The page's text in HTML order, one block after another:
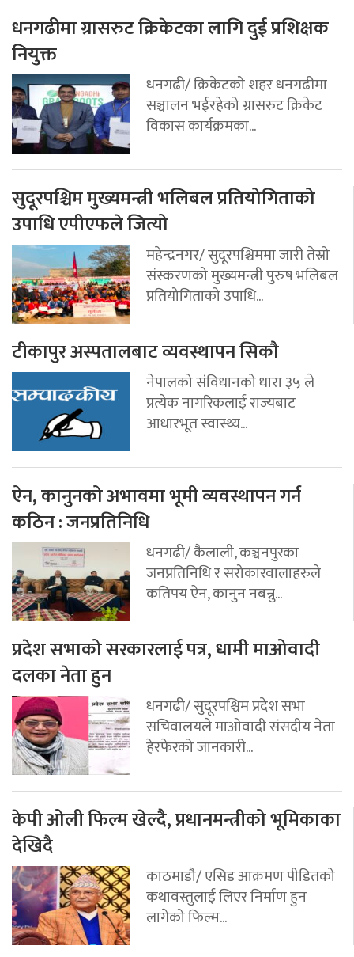
धनगढीमा ग्रासरुट क्रिकेटका लागि दुई प्रशिक्षक
नियुक्त
धनगढी/ क्रिकेटको शहर धनगढीमा
सञ्चालन भईरहेको ग्रासरुट क्रिकेट
विकास कार्यक्रमका...
सुदूरपश्चिम मुख्यमन्त्री भलिबल प्रतियोगिताको
उपाधि एपीएफले जित्यो
महेन्द्रनगर/ सुदूरपश्चिममा जारी तेस्रो
संस्करणको मुख्यमन्त्री पुरुष भलिबल
प्रतियोगिताको उपाधि...
टीकापुर अस्पतालबाट व्यवस्थापन सिकौ
नेपालको संविधानको धारा ३५ ले
प्रत्येक नागरिकलाई राज्यबाट
आधारभूत स्वास्थ्य...
ऐन, कानुनको अभावमा भूमी व्यवस्थापन गर्न
कठिन : जनप्रतिनिधि
धनगढी/ कैलाली, कञ्चनपुरका
जनप्रतिनिधि र सरोकारवालाहरुले
कतिपय ऐन, कानुन नबन्नु...
प्रदेश सभाको सरकारलाई पत्र, धामी माओवादी
दलका नेता हुन
धनगढी/ सुदूरपश्चिम प्रदेश सभा
सचिवालयले माओवादी संसदीय नेता
हेरफेरको जानकारी...
केपी ओली फिल्म खेल्दै, प्रधानमन्त्रीको भूमिकाका
देखिदै
काठमाडौ/ एसिड आक्रमण पीडितको
कथावस्तुलाई लिएर निर्माण हुन
लागेको फिल्म...